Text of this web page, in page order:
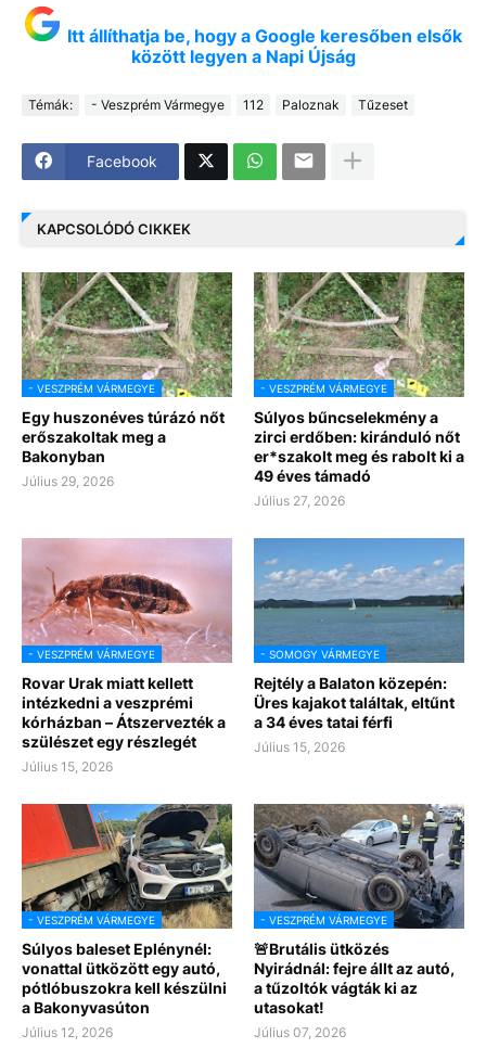
Itt állíthatja be, hogy a Google keresőben elsők
között legyen a Napi Újság
Témák: - Veszprém Vármegye 112 Paloznak Tűzeset
Facebook
KAPCSOLÓDÓ CIKKEK
- VESZPRÉM VÁRMEGYE
Egy huszonéves túrázó nőt
erőszakoltak meg a
Bakonyban
Július 29, 2026
- VESZPRÉM VÁRMEGYE
Súlyos bűncselekmény a
zirci erdőben: kiránduló nőt
er*szakolt meg és rabolt ki a
49 éves támadó
Július 27, 2026
- VESZPRÉM VÁRMEGYE
Rovar Urak miatt kellett
intézkedni a veszprémi
kórházban – Átszervezték a
szülészet egy részlegét
Július 15, 2026
- SOMOGY VÁRMEGYE
Rejtély a Balaton közepén:
Üres kajakot találtak, eltűnt
a 34 éves tatai férfi
Július 15, 2026
- VESZPRÉM VÁRMEGYE
Súlyos baleset Eplénynél:
vonattal ütközött egy autó,
pótlóbuszokra kell készülni
a Bakonyvasúton
Július 12, 2026
- VESZPRÉM VÁRMEGYE
🚨Brutális ütközés
Nyirádnál: fejre állt az autó,
a tűzoltók vágták ki az
utasokat!
Július 07, 2026